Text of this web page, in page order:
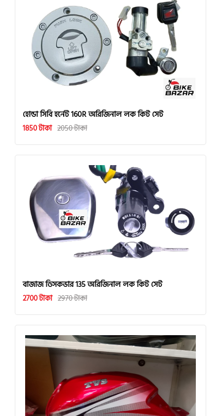
হোন্ডা সিবি হর্নেট 160R অরিজিনাল লক কিট সেট
1850 টাকা 2050 টাকা
বাজাজ ডিসকভার 135 অরিজিনাল লক কিট সেট
2700 টাকা 2970 টাকা